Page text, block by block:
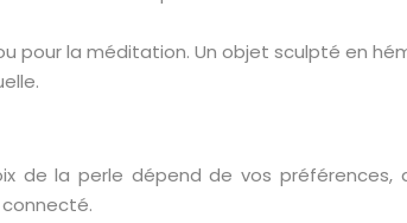
pour la méditation. Un objet sculpté en
de la perle dépend de vos